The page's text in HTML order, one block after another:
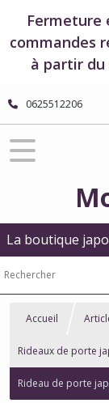
Fermeture
commandes
à partir du
0625512206
La boutique
Accueil
Rideaux de porte
Rideau de porte